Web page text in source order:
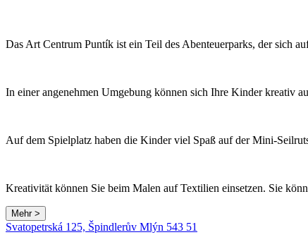
Das Art Centrum Puntík ist ein Teil des Abenteuerparks, der sich
In einer angenehmen Umgebung können sich Ihre Kinder kreativ
Auf dem Spielplatz haben die Kinder viel Spaß auf der Mini-
Kreativität können Sie beim Malen auf Textilien einsetzen. Sie
Mehr >
Svatopetrská 125, Špindlerův Mlýn 543 51